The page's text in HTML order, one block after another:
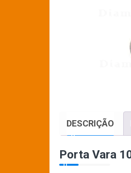
DESCRIÇÃO
Porta Vara